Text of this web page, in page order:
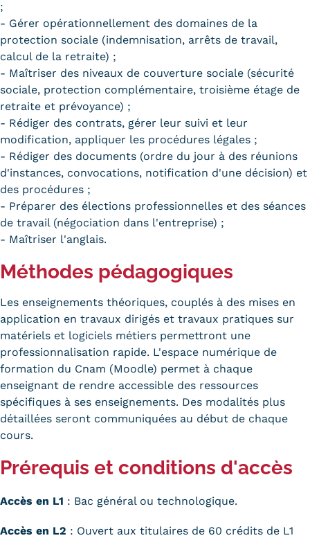
;
- Gérer opérationnellement des domaines de la
protection sociale (indemnisation, arrêts de travail,
calcul de la retraite) ;
- Maîtriser des niveaux de couverture sociale (sécurité
sociale, protection complémentaire, troisième étage de
retraite et prévoyance) ;
- Rédiger des contrats, gérer leur suivi et leur
modification, appliquer les procédures légales ;
- Rédiger des documents (ordre du jour à des réunions
d'instances, convocations, notification d'une décision) et
des procédures ;
- Préparer des élections professionnelles et des séances
de travail (négociation dans l'entreprise) ;
- Maîtriser l'anglais.
Méthodes pédagogiques
Les enseignements théoriques, couplés à des mises en
application en travaux dirigés et travaux pratiques sur
matériels et logiciels métiers permettront une
professionnalisation rapide. L'espace numérique de
formation du Cnam (Moodle) permet à chaque
enseignant de rendre accessible des ressources
spécifiques à ses enseignements. Des modalités plus
détaillées seront communiquées au début de chaque
cours.
Prérequis et conditions d'accès
Accès en L1 : Bac général ou technologique.
Accès en L2 : Ouvert aux titulaires de 60 crédits de L1